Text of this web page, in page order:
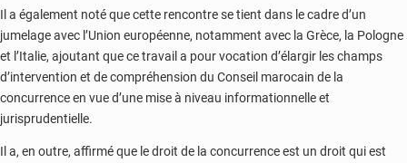
Il a également noté que cette rencontre se tient dans le cadre d’un
jumelage avec l’Union européenne, notamment avec la Grèce, la Pologne
et l’Italie, ajoutant que ce travail a pour vocation d’élargir les champs
d’intervention et de compréhension du Conseil marocain de la
concurrence en vue d’une mise à niveau informationnelle et
jurisprudentielle.
Il a, en outre, affirmé que le droit de la concurrence est un droit qui est